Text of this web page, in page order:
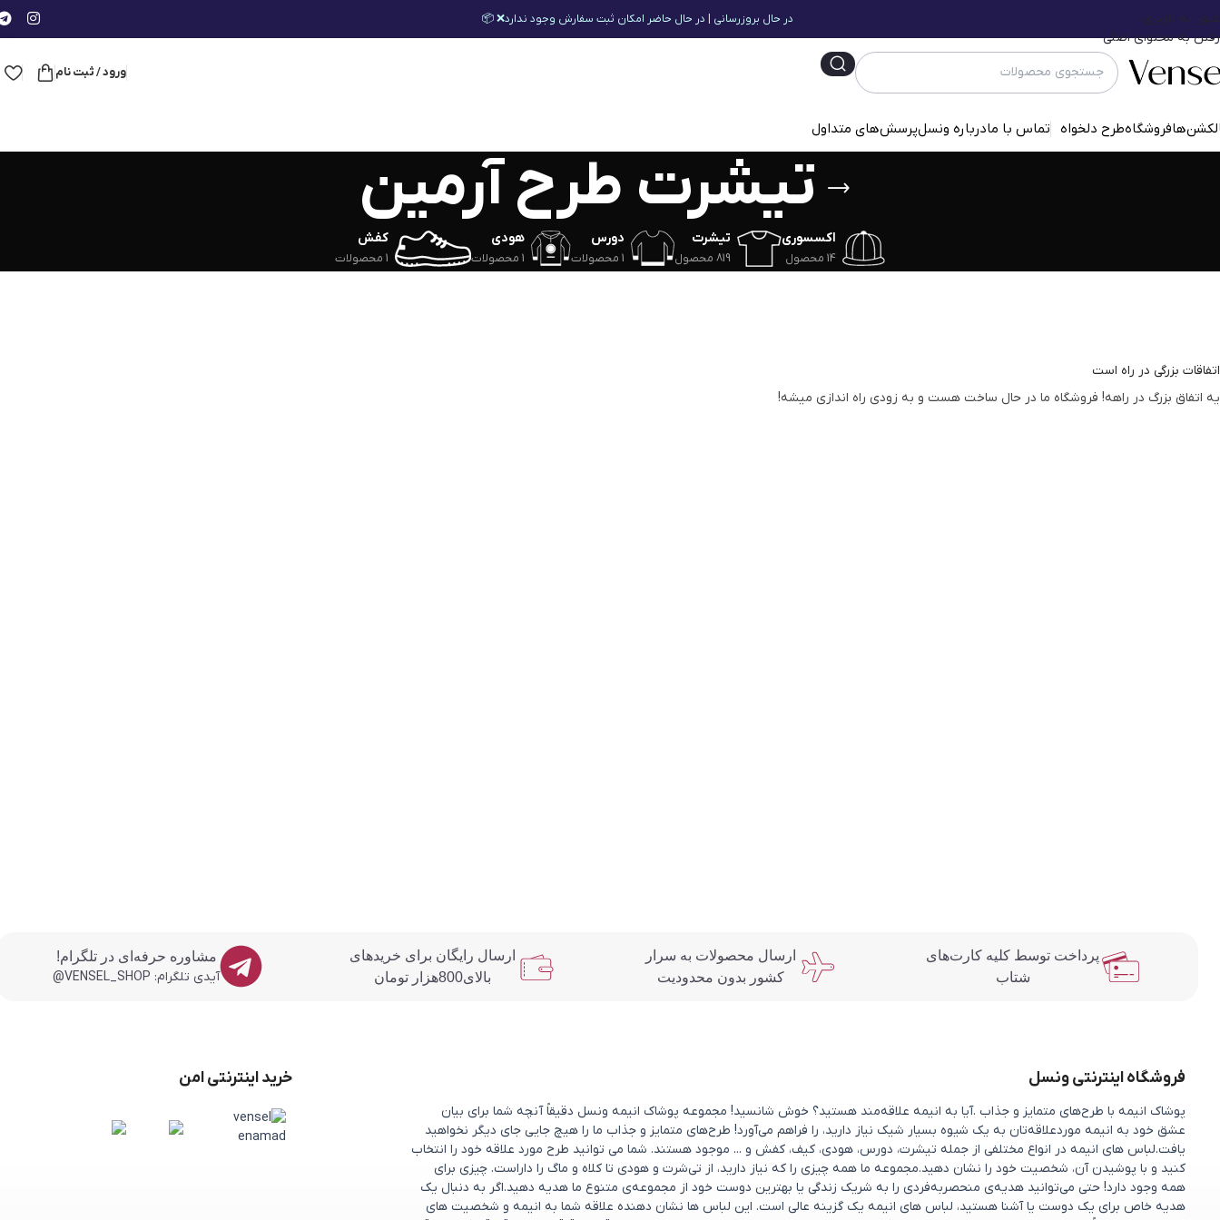
عبور به ناوبری
رفتن به محتوای اصلی
در حال بروزرسانی در حال حاضر امکان ثبت سفارش وجود ندارد❌ 📦
ورود / ثبت نام
فروشگاهطرح دلخواه تماس با مادرباره ونسلپرسش‌‌های متداول
تیشرت طرح آرمین
اکسسوری
14 محصول
تیشرت
819 محصول
دورس
1 محصولات
هودی
1 محصولات
کفش
1 محصولات
اتفاقات بزرگی در راه است
یه اتفاق بزرگ در راهه! فروشگاه ما در حال ساخت هست و به زودی راه اندازی میشه!
پرداخت توسط کلیه کارت‌های
شتاب
ارسال محصولات به سرار
کشور بدون محدودیت
ارسال رایگان برای خریدهای
بالای800هزار تومان
مشاوره حرفه‌ای در تلگرام!
آیدی تلگرام: VENSEL_SHOP@
فروشگاه اینترنتی ونسل
پوشاک انیمه با طرح‌های متمایز و جذاب .آیا به انیمه علاقه‌مند هستید؟ خوش شانسید! مجموعه پوشاک انیمه ونسل دقیقاً آنچه شما برای بیان
عشق خود به انیمه موردعلاقه‌تان به یک شیوه بسیار شیک نیاز دارید، را فراهم می‌آورد! طرح‌های متمایز و جذاب ما را هیچ جایی جای دیگر نخواهید
یافت.لباس های انیمه در انواع مختلفی از جمله تیشرت، دورس، هودی، کیف، کفش و ... موجود هستند. شما می توانید طرح مورد علاقه خود را انتخاب
کنید و با پوشیدن آن، شخصیت خود را نشان دهید.مجموعه ما همه چیزی را که نیاز دارید، از تی‌شرت و هودی تا کلاه و ماگ را داراست. چیزی برای
همه وجود دارد! حتی می‌توانید هدیه‌ی منحصربه‌فردی را به شریک زندگی یا بهترین دوست خود از مجموعه‌ی متنوع ما هدیه دهید.اگر به دنبال یک
هدیه خاص برای یک دوست یا آشنا هستید، لباس های انیمه یک گزینه عالی است. این لباس ها نشان دهنده علاقه شما به انیمه و شخصیت های
خرید اینترنتی امن